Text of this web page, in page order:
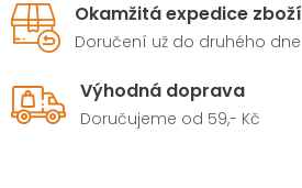
Okamžitá expedice zboží
Doručení už do druhého dne
Výhodná doprava
Doručujeme od 59,- Kč